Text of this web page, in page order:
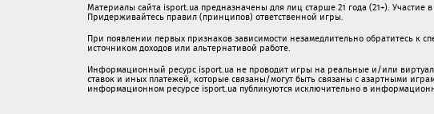
Материалы сайта isport.ua предназначены для лиц старше 21 года (21+). Участие
Придерживайтесь правил (принципов) ответственной игры.
При появлении первых признаков зависимости незамедлительно обратитесь к
источником доходов или альтернативой работе.
Информационный ресурс isport.ua не проводит игры на реальные и/или
ставок и иных платежей, которые связаны/могут быть связаны c азартными
информационном ресурсе isport.ua публикуютcя исключительно в